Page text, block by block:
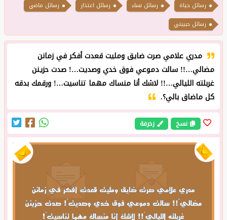
رسائل حياة
رسائل نساء رسائل اعتذار
رسائل ماضي
رسائل حبيبتي
مدري علامي صرت ضايق ومليت قعدت أفكر في زمانن
مضالي…!! سالت دموعي فوق خدي وصديت…! صدت حزينن
غربلته الليالي…!! لاشك أنا منساك مهما تناسيت…! ورقمك بدقه
كل ماضاق بالي؟.
نسخ زخرفة